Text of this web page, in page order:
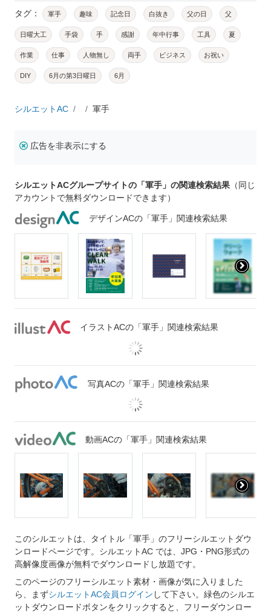
タグ： 軍手 趣味 記念日 白抜き 父の日 父
日曜大工 手袋 手 感謝 年中行事 工具 夏
作業 仕事 人物無し 両手 ビジネス お祝い
DIY 6月の第3日曜日 6月
シルエットAC 軍手
広告を非表示にする
シルエットACグループサイトの「軍手」の関連検索結果 （同じ
アカウントで無料ダウンロードできます）
デザインACの「軍手」関連検索結果
イラストACの「軍手」関連検索結果
写真ACの「軍手」関連検索結果
動画ACの「軍手」関連検索結果
このシルエットは、タイトル「軍手」のフリーシルエットダウ
ンロードページです。シルエットAC では、JPG・PNG形式の
高解像度画像が無料でダウンロードし放題です。
このページのフリーシルエット素材・画像が気に入りました
ら、まずシルエットAC会員ログイン して下さい。緑色のシルエ
ットダウンロードボタンをクリックすると、フリーダウンロー